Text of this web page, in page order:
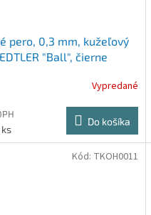
pero, 0,3 mm, kužeľový
"Ball", čierne
Vypredané
Do košíka
Kód: TKOH0011